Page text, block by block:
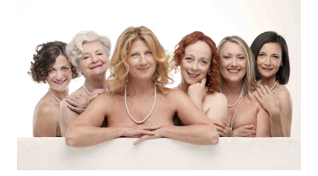
“Settembre dell’Accademia” dove si esibirà per il secondo anno
consecutivo. Il pubblico milanese avrà il piacere di applaudire i
giovani artisti della Baltic Sea Youth Philharmonic per la quarta
volta. L’orchestra, fondata nel 2008 da Kristjan Järvi (affiancato
da un prestigioso consiglio di consulent...